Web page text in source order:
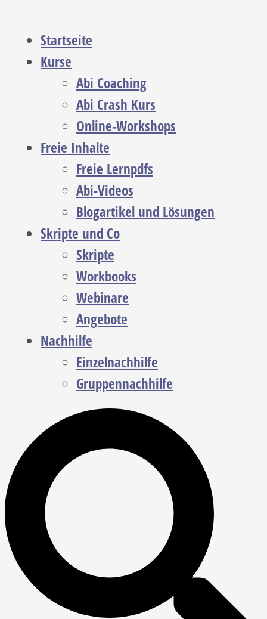
Startseite
Kurse
Abi Coaching
Abi Crash Kurs
Online-Workshops
Freie Inhalte
Freie Lernpdfs
Abi-Videos
Blogartikel und Lösungen
Skripte und Co
Skripte
Workbooks
Webinare
Angebote
Nachhilfe
Einzelnachhilfe
Gruppennachhilfe